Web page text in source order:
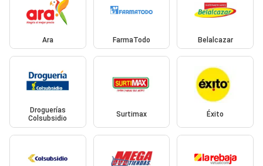
Ara FarmaTodo Belalcazar
Droguerías
Colsubsidio
Surtimax Éxito